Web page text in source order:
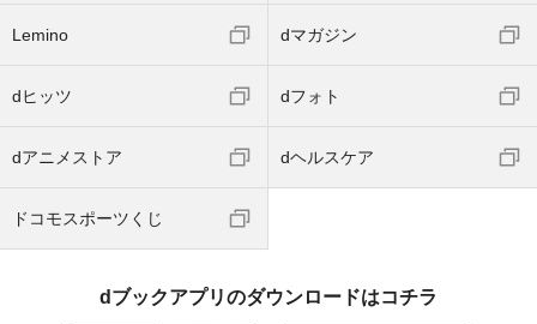
Lemino dマガジン
dヒッツ dフォト
dアニメストア dヘルスケア
ドコモスポーツくじ
dブックアプリのダウンロードはコチラ